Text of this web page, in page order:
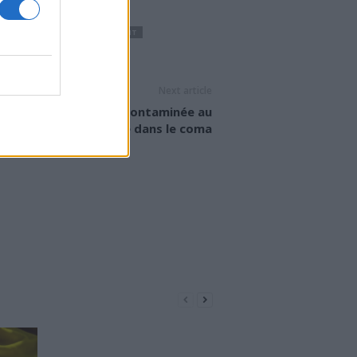
Crème pour la peau contaminée au
mercure : une femme dans le coma